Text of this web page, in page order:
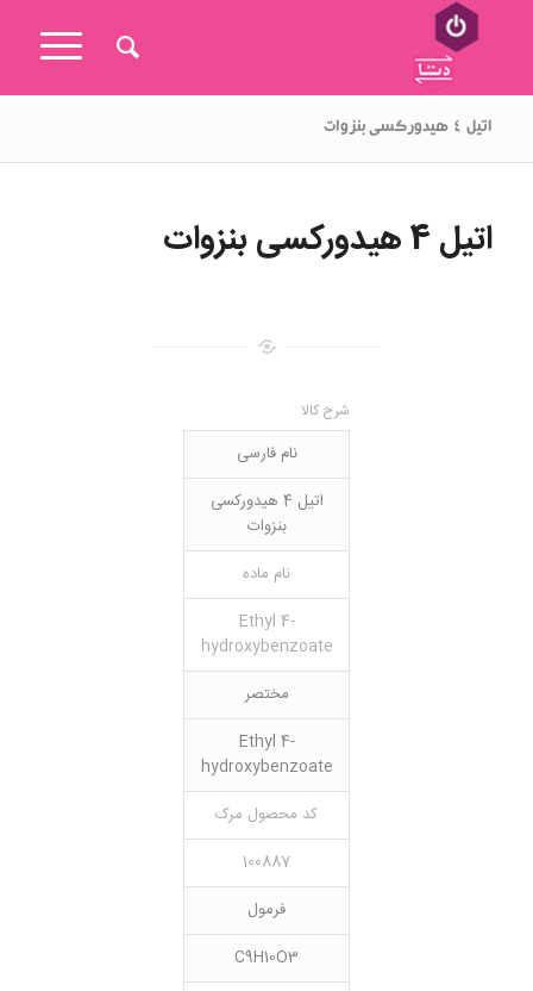
اتیل ۴ هیدورکسی بنزوات
اتیل 4 هیدورکسی بنزوات
شرح کالا
نام فارسی
اتیل 4 هیدورکسی
بنزوات
نام ماده
Ethyl 4-
hydroxybenzoate
مختصر
Ethyl 4-
hydroxybenzoate
کد محصول مرک
100887
فرمول
C9H10O3